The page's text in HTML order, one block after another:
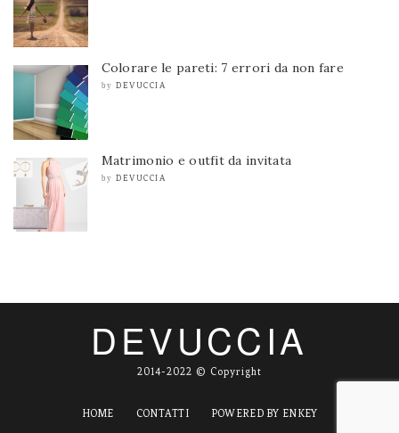
Colorare le pareti: 7 errori da non fare
by DEVUCCIA
Matrimonio e outfit da invitata
by DEVUCCIA
DEVUCCIA
2014-2022 © Copyright
HOME CONTATTI POWERED BY ENKEY